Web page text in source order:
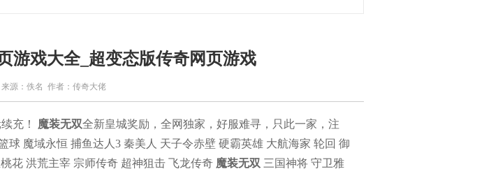
游戏大全_超变态版传奇网页游戏
源： 佚名 作者： 传奇大佬
充！ 魔装无双全新皇城奖励，全网独家，好服难寻，只此一家，注
魔域永恒 捕鱼达人3 秦美人 天子令赤壁 硬霸英雄 大航海家 轮回 御
花 洪荒主宰 宗师传奇 超神狙击 飞龙传奇 魔装无双 三国神将 守卫雅